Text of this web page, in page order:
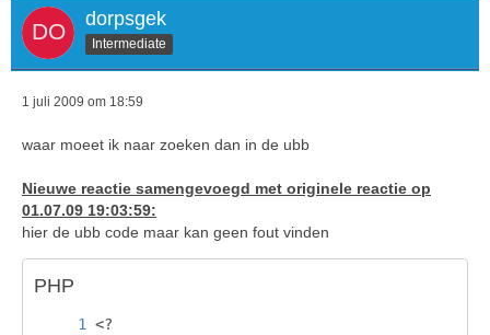
dorpsgek
Intermediate
1 juli 2009 om 18:59
waar moeet ik naar zoeken dan in de ubb
Nieuwe reactie samengevoegd met originele reactie op
01.07.09 19:03:59:
hier de ubb code maar kan geen fout vinden
PHP